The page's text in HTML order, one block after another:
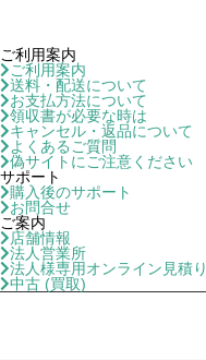
ご利用案内
ご利用案内
送料・配送について
お支払方法について
領収書が必要な時は
キャンセル・返品について
よくあるご質問
偽サイトにご注意ください
サポート
購入後のサポート
お問合せ
ご案内
店舗情報
法人営業所
法人様専用オンライン見積り
中古 (買取)